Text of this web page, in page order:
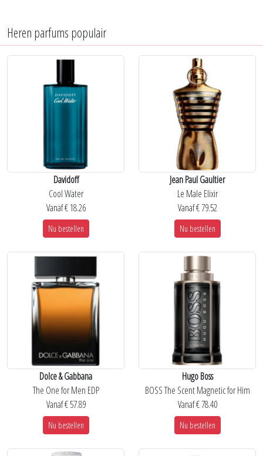
Heren parfums populair
Davidoff
Cool Water
Vanaf € 18.26
Nu bestellen
Jean Paul Gaultier
Le Male Elixir
Vanaf € 79.52
Nu bestellen
Dolce & Gabbana
The One for Men EDP
Vanaf € 57.89
Nu bestellen
Hugo Boss
BOSS The Scent Magnetic for Him
Vanaf € 78.40
Nu bestellen